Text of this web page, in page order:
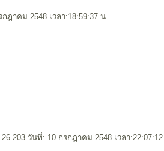
ฎาคม 2548 เวลา:18:59:37 น.
วันที่: 10 กรกฎาคม 2548 เวลา